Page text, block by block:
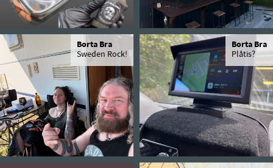
Borta Bra
Sweden Rock!
Borta Bra
Plåtis?